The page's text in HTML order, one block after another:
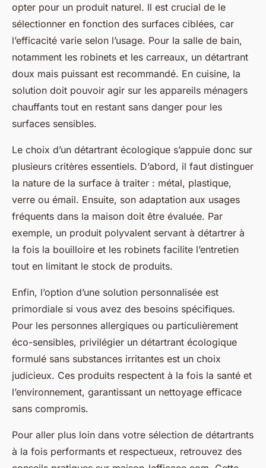
opter pour un produit naturel. Il est crucial de le
sélectionner en fonction des surfaces ciblées, car
l’efficacité varie selon l’usage. Pour la salle de bain,
notamment les robinets et les carreaux, un détartrant
doux mais puissant est recommandé. En cuisine, la
solution doit pouvoir agir sur les appareils ménagers
chauffants tout en restant sans danger pour les
surfaces sensibles.
Le choix d’un détartrant écologique s’appuie donc sur
plusieurs critères essentiels. D’abord, il faut distinguer
la nature de la surface à traiter : métal, plastique,
verre ou émail. Ensuite, son adaptation aux usages
fréquents dans la maison doit être évaluée. Par
exemple, un produit polyvalent servant à détartrer à
la fois la bouilloire et les robinets facilite l’entretien
tout en limitant le stock de produits.
Enfin, l’option d’une solution personnalisée est
primordiale si vous avez des besoins spécifiques.
Pour les personnes allergiques ou particulièrement
éco-sensibles, privilégier un détartrant écologique
formulé sans substances irritantes est un choix
judicieux. Ces produits respectent à la fois la santé et
l’environnement, garantissant un nettoyage efficace
sans compromis.
Pour aller plus loin dans votre sélection de détartrants
à la fois performants et respectueux, retrouvez des